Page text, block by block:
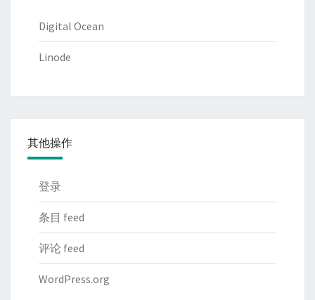
Digital Ocean
Linode
其他操作
登录
条目 feed
评论 feed
WordPress.org